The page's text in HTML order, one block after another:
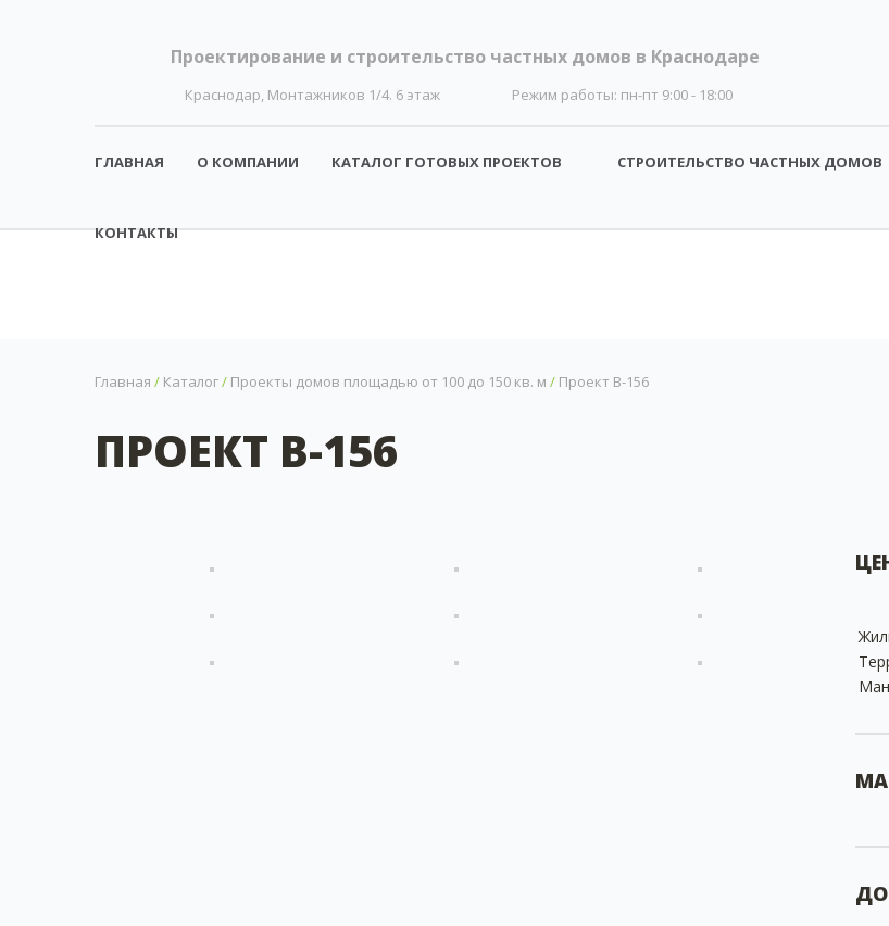
Проектирование и строительство частных домов в Краснодаре
Краснодар, Монтажников 1/4. 6 этаж Режим работы: пн-пт 9:00 - 18:00
ГЛАВНАЯ О КОМПАНИИ КАТАЛОГ ГОТОВЫХ ПРОЕКТОВ СТРОИТЕЛЬСТВО ЧАСТНЫХ ДОМОВ
КОНТАКТЫ
Главная / Каталог/ Проекты домов площадью от 100 до 150 кв. м / Проект B-156
ПРОЕКТ B-156